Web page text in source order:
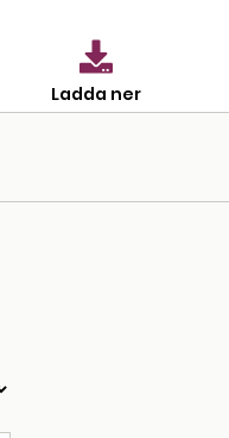
Ladda ner